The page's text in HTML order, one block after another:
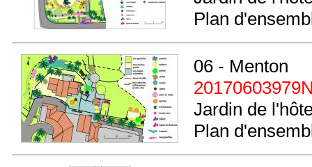
Plan
06 - Menton
Jardin de
Plan